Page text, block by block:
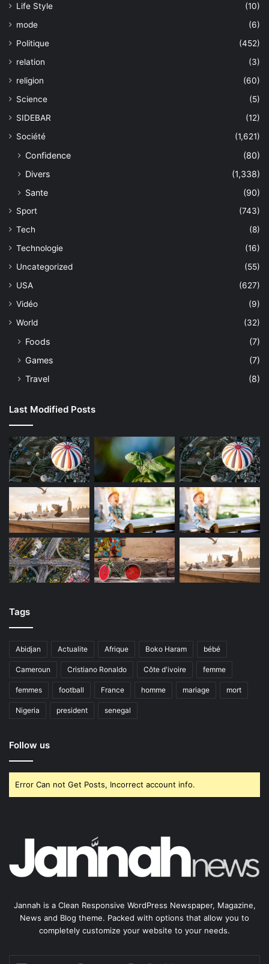
Life Style
(10)
mode
(6)
Politique
(452)
relation
(3)
religion
(60)
Science
(5)
SIDEBAR
(12)
Société
(1,621)
Confidence
(80)
Divers
(1,338)
Sante
(90)
Sport
(743)
Tech
(8)
Technologie
(16)
Uncategorized
(55)
USA
(627)
Vidéo
(9)
World
(32)
Foods
(7)
Games
(7)
Travel
(8)
Last Modified Posts
Tags
Abidjan Actualite Afrique Boko Haram bébé
Cameroun Cristiano Ronaldo Côte d'ivoire femme
femmes football France homme mariage mort
Nigeria president senegal
Follow us
Error Can not Get Posts, Incorrect account info.
Jannah is a Clean Responsive WordPress Newspaper, Magazine,
News and Blog theme. Packed with options that allow you to
completely customize your website to your needs.